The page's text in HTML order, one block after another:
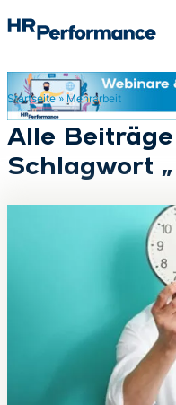
Startseite» Mehrarbeit
Alle
Schlagwort